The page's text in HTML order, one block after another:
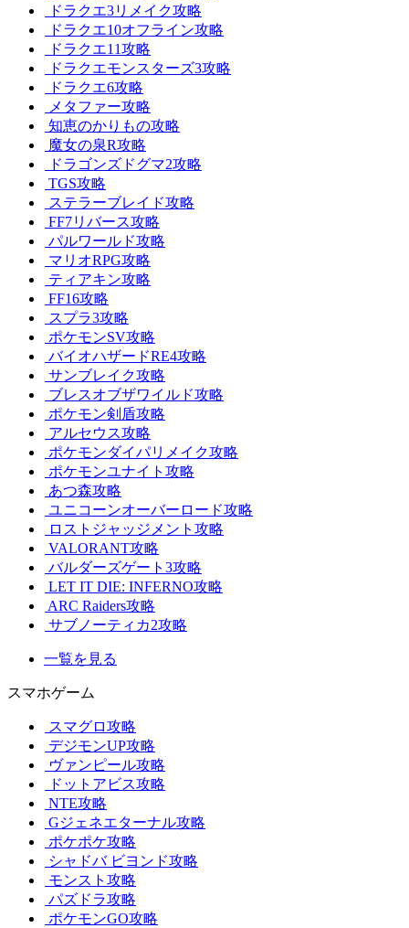
ドラクエ3リメイク攻略
ドラクエ10オフライン攻略
ドラクエ11攻略
ドラクエモンスターズ3攻略
ドラクエ6攻略
メタファー攻略
知恵のかりもの攻略
魔女の泉R攻略
ドラゴンズドグマ2攻略
TGS攻略
ステラーブレイド攻略
FF7リバース攻略
パルワールド攻略
マリオRPG攻略
ティアキン攻略
FF16攻略
スプラ3攻略
ポケモンSV攻略
バイオハザードRE4攻略
サンブレイク攻略
ブレスオブザワイルド攻略
ポケモン剣盾攻略
アルセウス攻略
ポケモンダイパリメイク攻略
ポケモンユナイト攻略
あつ森攻略
ユニコーンオーバーロード攻略
ロストジャッジメント攻略
VALORANT攻略
バルダーズゲート3攻略
LET IT DIE: INFERNO攻略
ARC Raiders攻略
サブノーティカ2攻略
一覧を見る
スマホゲーム
スマグロ攻略
デジモンUP攻略
ヴァンピール攻略
ドットアビス攻略
NTE攻略
Gジェネエターナル攻略
ポケポケ攻略
シャドバ ビヨンド攻略
モンスト攻略
パズドラ攻略
ポケモンGO攻略